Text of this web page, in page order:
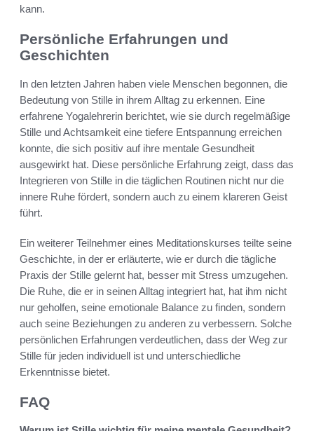
kann.
Persönliche Erfahrungen und
Geschichten
In den letzten Jahren haben viele Menschen begonnen, die
Bedeutung von Stille in ihrem Alltag zu erkennen. Eine
erfahrene Yogalehrerin berichtet, wie sie durch regelmäßige
Stille und Achtsamkeit eine tiefere Entspannung erreichen
konnte, die sich positiv auf ihre mentale Gesundheit
ausgewirkt hat. Diese persönliche Erfahrung zeigt, dass das
Integrieren von Stille in die täglichen Routinen nicht nur die
innere Ruhe fördert, sondern auch zu einem klareren Geist
führt.
Ein weiterer Teilnehmer eines Meditationskurses teilte seine
Geschichte, in der er erläuterte, wie er durch die tägliche
Praxis der Stille gelernt hat, besser mit Stress umzugehen.
Die Ruhe, die er in seinen Alltag integriert hat, hat ihm nicht
nur geholfen, seine emotionale Balance zu finden, sondern
auch seine Beziehungen zu anderen zu verbessern. Solche
persönlichen Erfahrungen verdeutlichen, dass der Weg zur
Stille für jeden individuell ist und unterschiedliche
Erkenntnisse bietet.
FAQ